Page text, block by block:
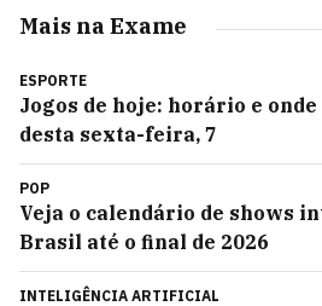
Mais na Exame
ESPORTE
Jogos de hoje: horário e
desta sexta-feira, 7
POP
Veja o calendário de shows
Brasil até o final de 2026
INTELIGÊNCIA ARTIFICIAL